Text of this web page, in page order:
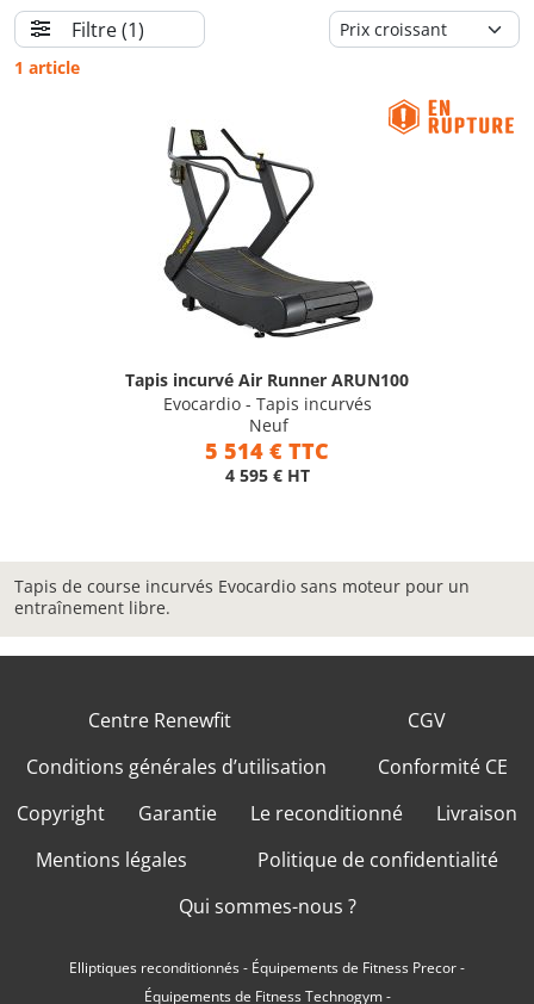
Filtre(1)
1 article
Tapis incurvé Air Runner ARUN100
Evocardio - Tapis incurvés
Neuf
5 514 € TTC
4 595 € HT
Tapis de course incurvés Evocardio sans moteur pour un
entraînement libre.
Centre Renewfit
CGV
Conditions générales d’utilisation
Conformité CE
Copyright
Garantie Le reconditionné
Livraison
Mentions légales
Politique de confidentialité
Qui sommes-nous ?
Elliptiques reconditionnés- Équipements de Fitness Precor-
Équipements de Fitness Technogym-